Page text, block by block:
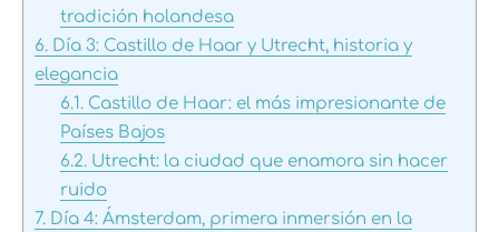
tradición holandesa
6. Día 3: Castillo de Haar y Utrecht, historia y
elegancia
6.1.Castillo de Haar: el más impresionante de
Países Bajos
6.2.Utrecht: la ciudad que enamora sin hacer
ruido
7. Día 4: Ámsterdam, primera inmersión en la